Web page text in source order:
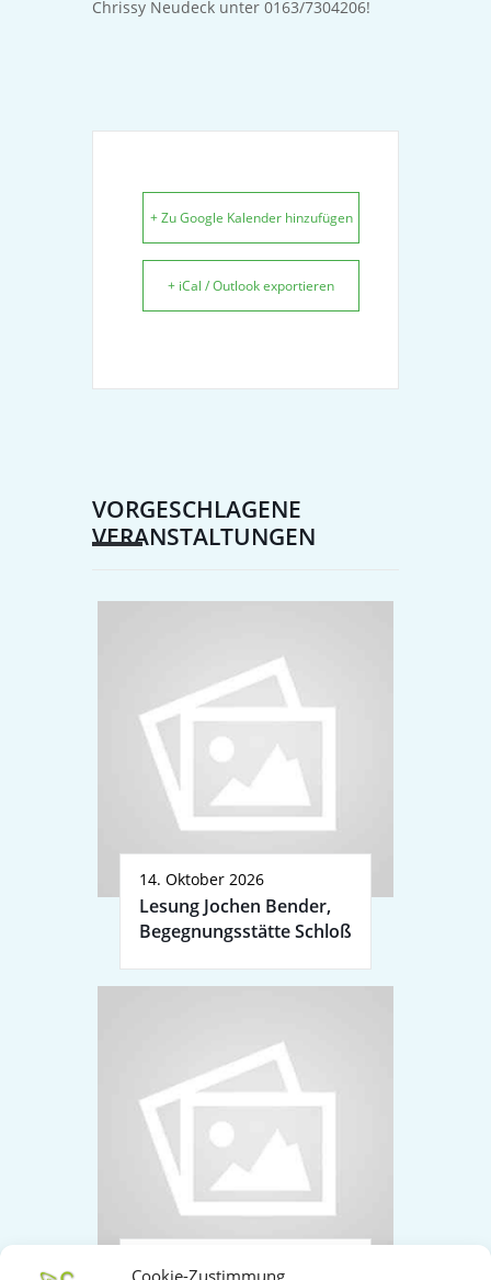
Cookie-Zustimmung
Chrissy Neudeck unter 0163/7304206!
+ Zu Google Kalender hinzufügen
+ iCal / Outlook exportieren
VORGESCHLAGENE
VERANSTALTUNGEN
14. Oktober 2026
Lesung Jochen Bender,
Begegnungsstätte Schloß
11. November 2026